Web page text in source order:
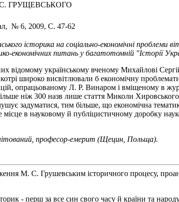
ГРУЩЕВСЬКОГО
№ 6, 2009, C. 47-62
історика на соціально-економічні проблеми
економічних питань у багатотомній "Історії
відомому українському вченому Михайлові
широко висвітлювали б економічну
опрацьованому Л. Р. Винаром і вміщеному в
ніж 300 назв лише стаття Миколи
задуматися, тим більше, що економічна
місце в науковому й публіцистичному доробку
професор-емерит (Щецин, Польща).
М. С. Грушевським історичного процесу,
- перш за все син свого часу й країни та